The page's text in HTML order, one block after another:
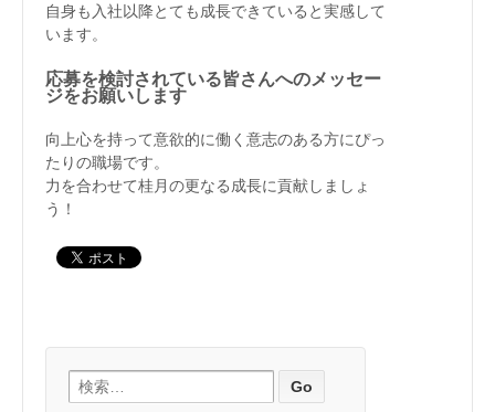
自身も入社以降とても成長できていると実感して
います。
応募を検討されている皆さんへのメッセー
ジをお願いします
向上心を持って意欲的に働く意志のある方にぴっ
たりの職場です。
力を合わせて桂月の更なる成長に貢献しましょ
う！
検索: